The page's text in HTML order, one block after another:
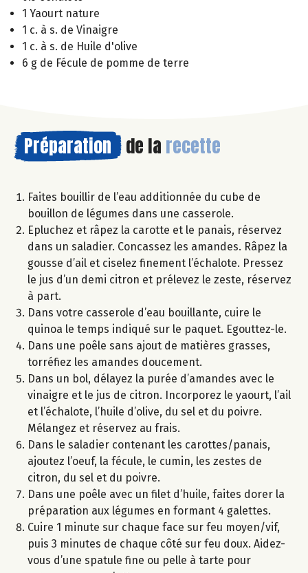
1 Yaourt nature
1 c. à s. de Vinaigre
1 c. à s. de Huile d'olive
6 g de Fécule de pomme de terre
Préparation de la recette
Faites bouillir de l’eau additionnée du cube de
bouillon de légumes dans une casserole.
Epluchez et râpez la carotte et le panais, réservez
dans un saladier. Concassez les amandes. Râpez la
gousse d’ail et ciselez finement l’échalote. Pressez
le jus d’un demi citron et prélevez le zeste, réservez
à part.
Dans votre casserole d’eau bouillante, cuire le
quinoa le temps indiqué sur le paquet. Egouttez-le.
Dans une poêle sans ajout de matières grasses,
torréfiez les amandes doucement.
Dans un bol, délayez la purée d’amandes avec le
vinaigre et le jus de citron. Incorporez le yaourt, l’ail
et l’échalote, l’huile d’olive, du sel et du poivre.
Mélangez et réservez au frais.
Dans le saladier contenant les carottes/panais,
ajoutez l’oeuf, la fécule, le cumin, les zestes de
citron, du sel et du poivre.
Dans une poêle avec un filet d’huile, faites dorer la
préparation aux légumes en formant 4 galettes.
Cuire 1 minute sur chaque face sur feu moyen/vif,
puis 3 minutes de chaque côté sur feu doux. Aidez-
vous d’une spatule fine ou pelle à tarte pour